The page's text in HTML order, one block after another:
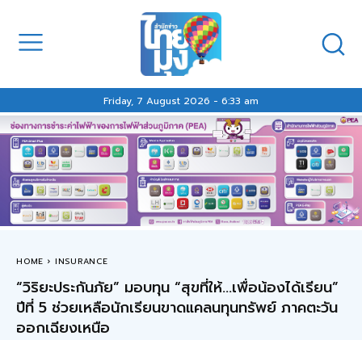
Friday, 7 August 2026 - 6:33 am
HOME INSURANCE
“วิริยะประกันภัย” มอบทุน “สุขที่ให้…เพื่อน้องได้เรียน”
ปีที่ 5 ช่วยเหลือนักเรียนขาดแคลนทุนทรัพย์ ภาคตะวัน
ออกเฉียงเหนือ